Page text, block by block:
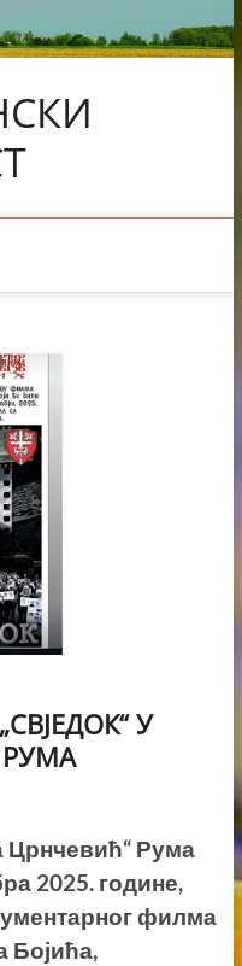
У
Црнчевић“ Рума
2025. године,
филма
Бојића,